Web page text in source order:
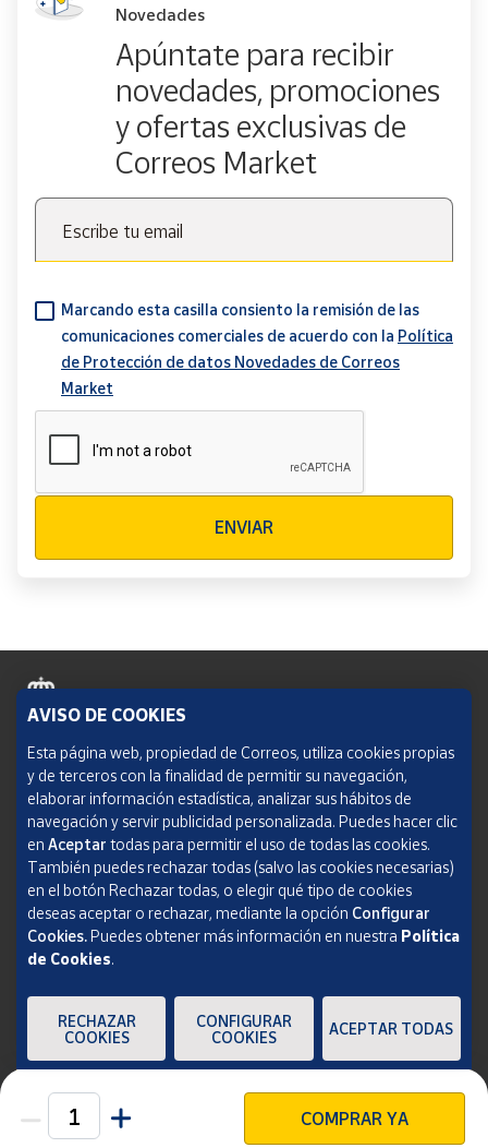
Unidades COMPRAR YA
Novedades
Apúntate para recibir
novedades, promociones
y ofertas exclusivas de
Correos Market
Escribe tu email
Marcando esta casilla consiento la remisión de las
comunicaciones comerciales de acuerdo con la Política
de Protección de datos Novedades de Correos
Market
ENVIAR
Política de cookies
Aviso legal
Condiciones del servicio
Política de Privacidad Web
Informe de transparencia
SOCIEDAD ESTATAL CORREOS Y TELÉGRAFOS, S.A., S.M.E. Todos los derechos
AVISO DE COOKIES
Esta página web, propiedad de Correos, utiliza cookies propias
y de terceros con la finalidad de permitir su navegación,
elaborar información estadística, analizar sus hábitos de
navegación y servir publicidad personalizada. Puedes hacer clic
en Aceptar todas para permitir el uso de todas las cookies.
También puedes rechazar todas (salvo las cookies necesarias)
en el botón Rechazar todas, o elegir qué tipo de cookies
deseas aceptar o rechazar, mediante la opción Configurar
Cookies.Puedes obtener más información en nuestra Política
de Cookies.
RECHAZAR
COOKIES
CONFIGURAR
COOKIES
ACEPTAR TODAS